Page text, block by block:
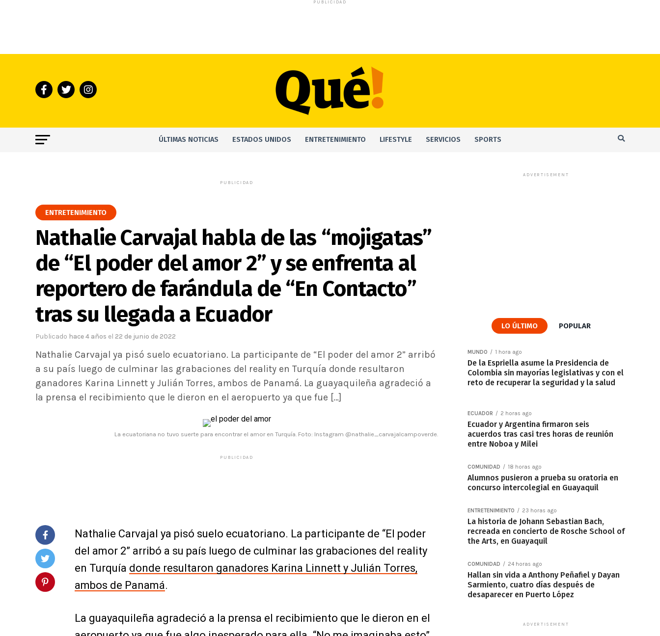
PUBLICIDAD
ÚLTIMAS NOTICIAS ESTADOS UNIDOS ENTRETENIMIENTO LIFESTYLE SERVICIOS SPORTS
PUBLICIDAD
ENTRETENIMIENTO
Nathalie Carvajal habla de las “mojigatas”
de “El poder del amor 2” y se enfrenta al
reportero de farándula de “En Contacto”
tras su llegada a Ecuador
Publicado hace 4 años el 22 de junio de 2022
Nathalie Carvajal ya pisó suelo ecuatoriano. La participante de “El poder del amor 2” arribó
a su país luego de culminar las grabaciones del reality en Turquía donde resultaron
ganadores Karina Linnett y Julián Torres, ambos de Panamá. La guayaquileña agradeció a
la prensa el recibimiento que le dieron en el aeropuerto ya que fue […]
La ecuatoriana no tuvo suerte para encontrar el amor en Turquía. Foto: Instagram @nathalie_carvajalcampoverde.
PUBLICIDAD
Nathalie Carvajal ya pisó suelo ecuatoriano. La participante de “El poder
del amor 2” arribó a su país luego de culminar las grabaciones del reality
en Turquía donde resultaron ganadores Karina Linnett y Julián Torres,
ambos de Panamá.
La guayaquileña agradeció a la prensa el recibimiento que le dieron en el
ADVERTISEMENT
LO ÚLTIMO POPULAR
MUNDO 1 hora ago
De la Espriella asume la Presidencia de
Colombia sin mayorías legislativas y con el
reto de recuperar la seguridad y la salud
ECUADOR 2 horas ago
Ecuador y Argentina firmaron seis
acuerdos tras casi tres horas de reunión
entre Noboa y Milei
COMUNIDAD 18 horas ago
Alumnos pusieron a prueba su oratoria en
concurso intercolegial en Guayaquil
ENTRETENIMIENTO 23 horas ago
La historia de Johann Sebastian Bach,
recreada en concierto de Rosche School of
the Arts, en Guayaquil
COMUNIDAD 24 horas ago
Hallan sin vida a Anthony Peñafiel y Dayan
Sarmiento, cuatro días después de
desaparecer en Puerto López
ADVERTISEMENT